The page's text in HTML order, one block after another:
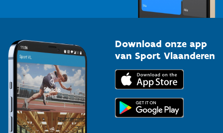
Download onze app
van Sport Vlaanderen